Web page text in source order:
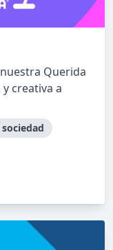
Querida
creativa a